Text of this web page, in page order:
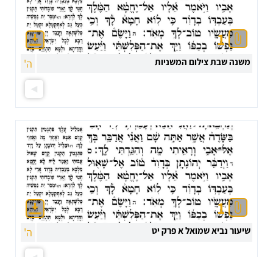
1
משנה שבת צילום המשניות ה'
1
שיעור נביא שמואל א פרק יט ה'